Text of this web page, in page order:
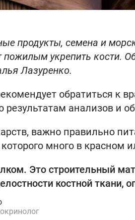
продукты, семена и
пожилым укрепить кости.
Лазуренко.
обратиться к
результатам анализов и
важно правильно
много в красном
Это строительный
костной ткани,